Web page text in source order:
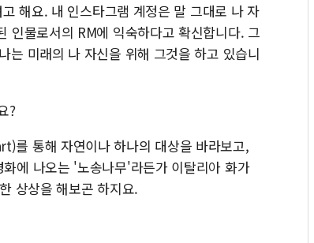
해요. 내 인스타그램 계정은 말 그대로 나 자
인물로서의 RM에 익숙하다고 확신합니다. 그
는 미래의 나 자신을 위해 그것을 하고 있습니
?
를 통해 자연이나 하나의 대상을 바라보고,
에 나오는 '노송나무'라든가 이탈리아 화가
상상을 해보곤 하지요.